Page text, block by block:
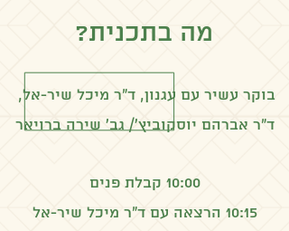
מה בתכנית?
בוקר עשיר עם עגנון, ד"ר מיכל שיר-אל,
ד"ר אברהם יוסקוביץ'/ גב' שירה ברויאר
10:00 קבלת פנים
10:15 הרצאה עם ד"ר מיכל שיר-אל